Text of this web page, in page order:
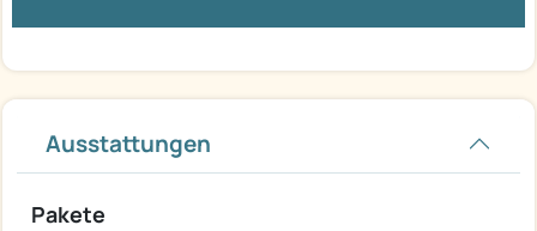
Ausstattungen
Pakete